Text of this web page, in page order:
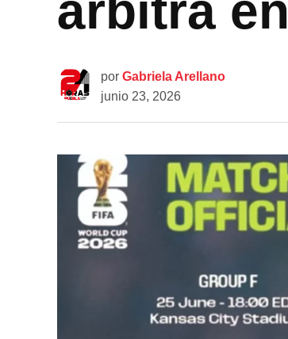
por Gabriela Arellano
junio 23, 2026